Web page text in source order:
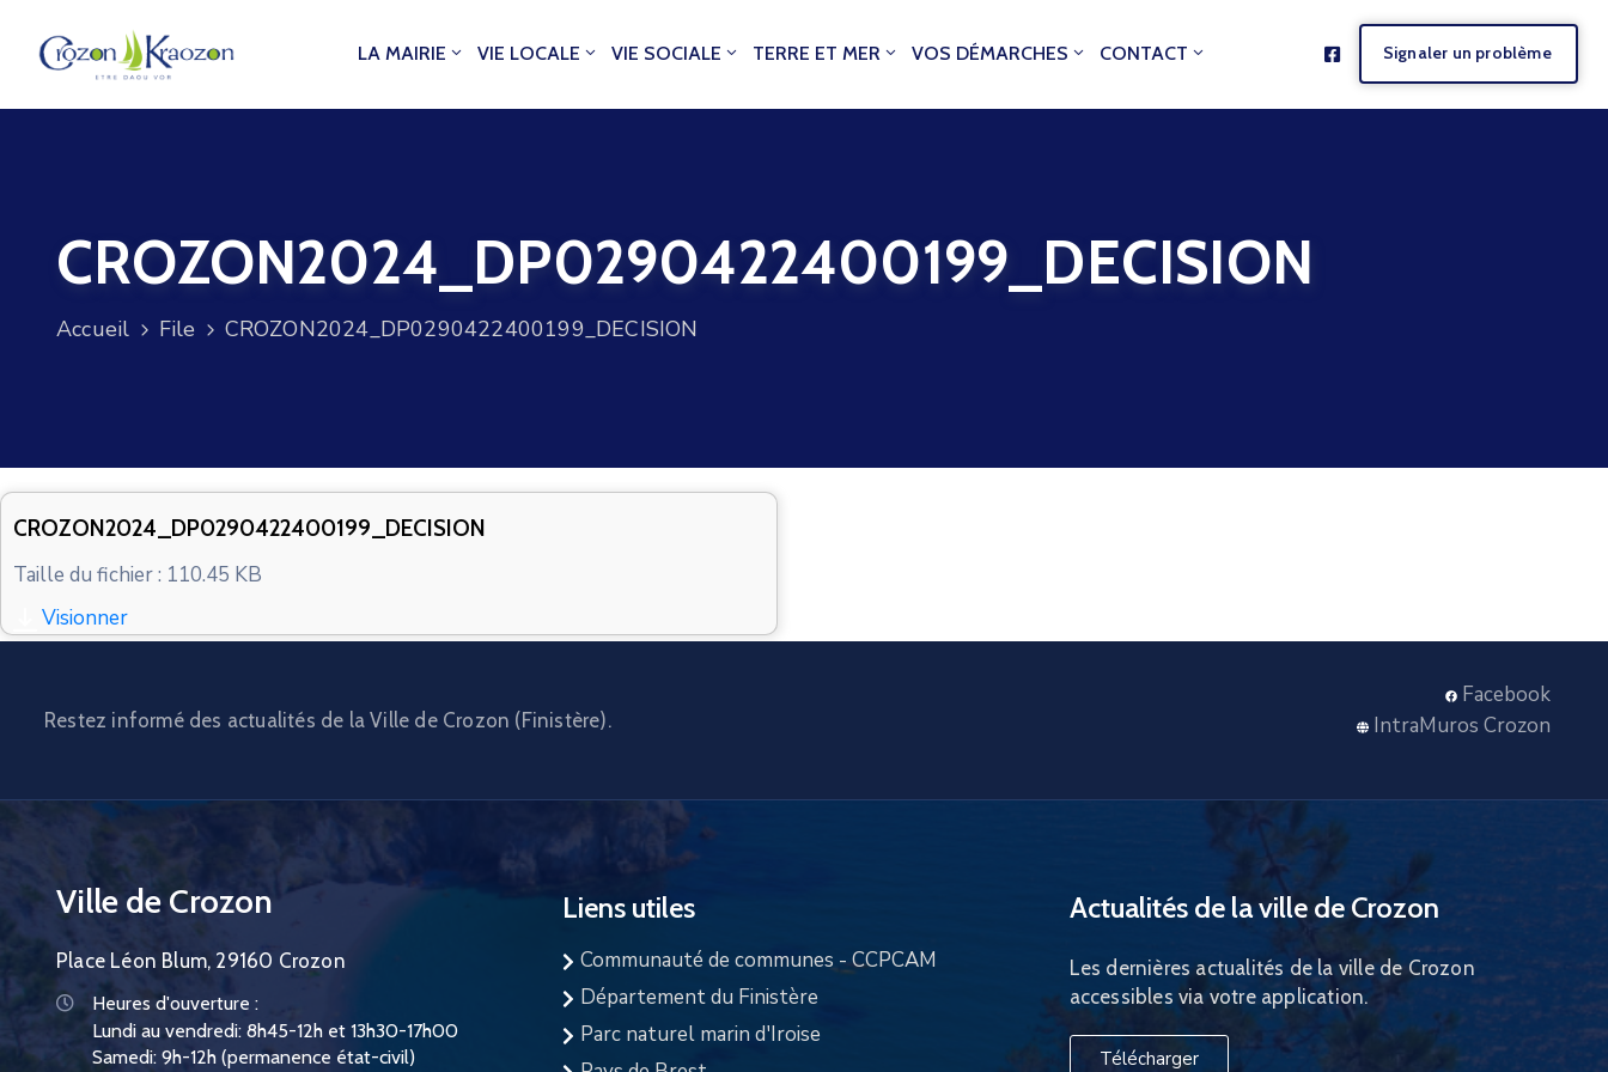
LA MAIRIE VIE LOCALE VIE SOCIALE TERRE ET MER VOS DÉMARCHES CONTACT Signaler un problème
CROZON2024_DP0290422400199_DECISION
Accueil File CROZON2024_DP0290422400199_DECISION
CROZON2024_DP0290422400199_DECISION
Taille du fichier : 110.45 KB
Visionner
Restez informé des actualités de la Ville de Crozon (Finistère).
Facebook
IntraMuros Crozon
Ville de Crozon
Place Léon Blum, 29160 Crozon
Heures d'ouverture :
Lundi au vendredi: 8h45-12h et 13h30-17h00
Samedi: 9h-12h (permanence état-civil)
Liens utiles
Communauté de communes - CCPCAM
Département du Finistère
Parc naturel marin d'Iroise
Actualités de la ville de Crozon
Les dernières actualités de la ville de Crozon
accessibles via votre application.
Télécharger